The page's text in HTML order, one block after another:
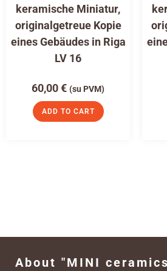
keramische Miniatur,
originalgetreue Kopie
eines Gebäudes in Riga
LV 16
60,00€ (su PVM)
ADD TO CART
About "MINI